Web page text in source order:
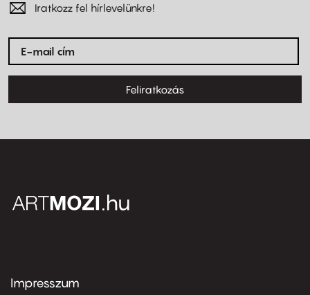
Iratkozz fel hírlevelünkre!
Feliratkozás
Footer
Impresszum